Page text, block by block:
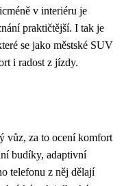
v interiéru je
praktičtější. I tak je
se jako městské SUV
i radost z jízdy.
vůz, za to ocení komfort
budíky, adaptivní
telefonu z něj dělají